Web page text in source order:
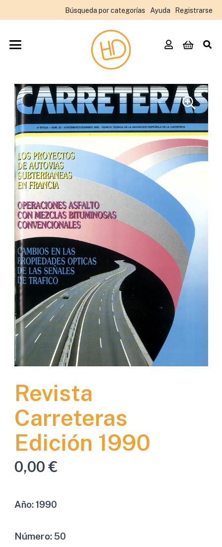
Búsqueda por categorías Ayuda Registrarse
Revista
Carreteras
Edición 1990
0,00€
Año:1990
Número: 50